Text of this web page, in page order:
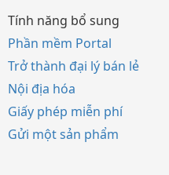
Tính năng bổ sung
Phần mềm Portal
Trở thành đại lý bán lẻ
Nội địa hóa
Giấy phép miễn phí
Gửi một sản phẩm